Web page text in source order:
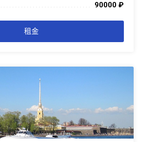
90000 ₽
. . . . . . . . . . . . . . . . . . . . . . . . . . . . . . . . . . . . . . . . .
租金